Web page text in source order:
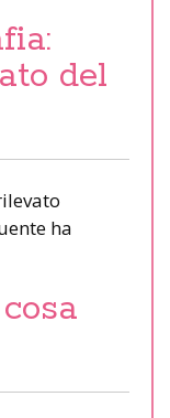
del
ha